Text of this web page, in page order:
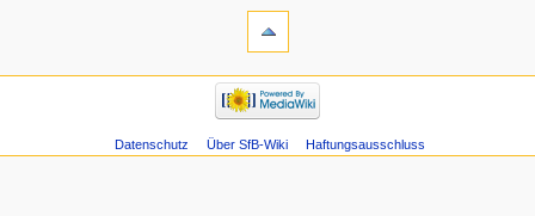
Datenschutz Über SfB-Wiki Haftungsausschluss